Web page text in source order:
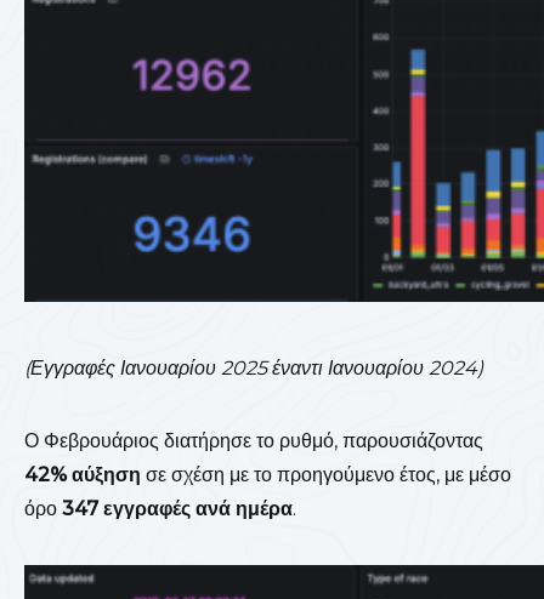
(Εγγραφές Ιανουαρίου 2025 έναντι Ιανουαρίου 2024)
Ο Φεβρουάριος διατήρησε το ρυθμό, παρουσιάζοντας
42% αύξηση σε σχέση με το προηγούμενο έτος, με μέσο
όρο 347 εγγραφές ανά ημέρα.